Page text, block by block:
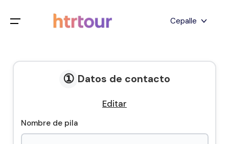
Todos los filtros Cepalle
Deutsch
turco
Menú de juego
Hogar
Capadocia
Tours
① Datos de contacto
Editar
Nombre de pila